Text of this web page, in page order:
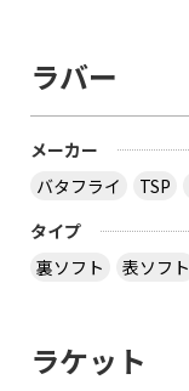
ラバー
メーカー
バタフライ
TSP
タイプ
裏ソフト
表ソフト
ラケット